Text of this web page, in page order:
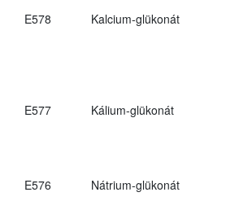
E578 Kalcium-glükonát
E577 Kálium-glükonát
E576 Nátrium-glükonát